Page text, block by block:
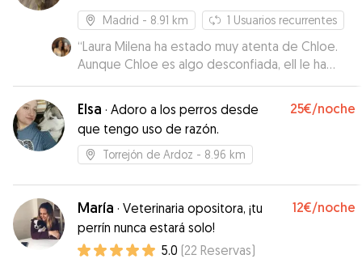
Madrid - 8.91 km 1 Usuarios recurrentes
“Laura Milena ha estado muy atenta de Chloe.
Aunque Chloe es algo desconfiada, ell le ha
dado su espacio para que se adaptase a su
ritmo. Nos envió fotos y vídeos. Si tuviese que
volver a necesitar cuidadores, contactaría con
ella sin ninguna duda. ¡Gracias!
Elsa · Adoro a los perros desde
que tengo uso de razón.
25€/noche
Torrejón de Ardoz - 8.96 km
María · Veterinaria opositora, ¡tu
perrín nunca estará solo!
12€/noche
5.0 (22 Reservas)